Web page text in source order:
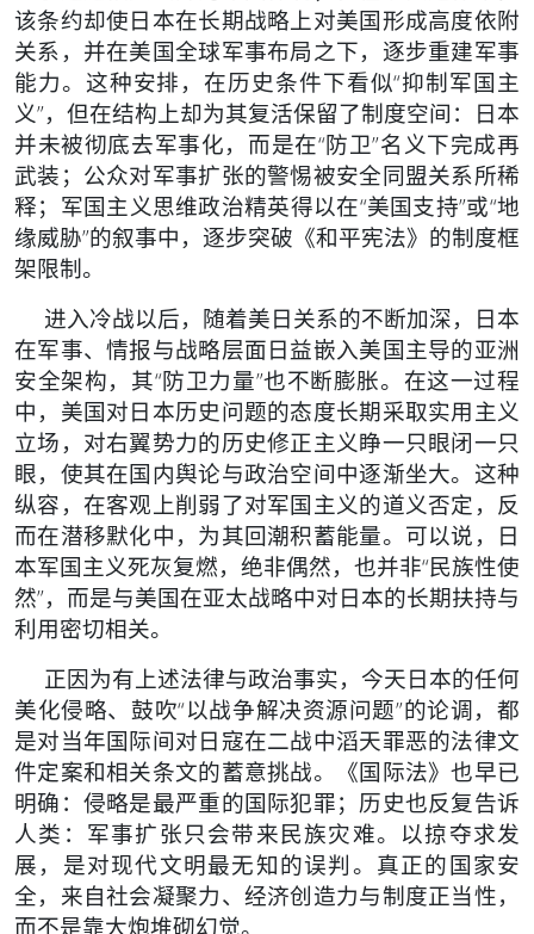
该条约却使日本在长期战略上对美国形成高度依附
关系，并在美国全球军事布局之下，逐步重建军事
能力。这种安排，在历史条件下看似“抑制军国主
义”，但在结构上却为其复活保留了制度空间：日本
并未被彻底去军事化，而是在“防卫”名义下完成再
武装；公众对军事扩张的警惕被安全同盟关系所稀
释；军国主义思维政治精英得以在“美国支持”或“地
缘威胁”的叙事中，逐步突破《和平宪法》的制度框
架限制。
进入冷战以后，随着美日关系的不断加深，日本
在军事、情报与战略层面日益嵌入美国主导的亚洲
安全架构，其“防卫力量”也不断膨胀。在这一过程
中，美国对日本历史问题的态度长期采取实用主义
立场，对右翼势力的历史修正主义睁一只眼闭一只
眼，使其在国内舆论与政治空间中逐渐坐大。这种
纵容，在客观上削弱了对军国主义的道义否定，反
而在潜移默化中，为其回潮积蓄能量。可以说，日
本军国主义死灰复燃，绝非偶然，也并非“民族性使
然”，而是与美国在亚太战略中对日本的长期扶持与
利用密切相关。
正因为有上述法律与政治事实，今天日本的任何
美化侵略、鼓吹“以战争解决资源问题”的论调，都
是对当年国际间对日寇在二战中滔天罪恶的法律文
件定案和相关条文的蓄意挑战。《国际法》也早已
明确：侵略是最严重的国际犯罪；历史也反复告诉
人类：军事扩张只会带来民族灾难。以掠夺求发
展，是对现代文明最无知的误判。真正的国家安
全，来自社会凝聚力、经济创造力与制度正当性，
而不是靠大炮堆砌幻觉。